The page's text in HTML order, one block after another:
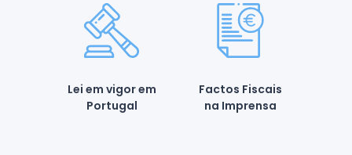
Lei em vigor em
Portugal
Factos Fiscais
na Imprensa